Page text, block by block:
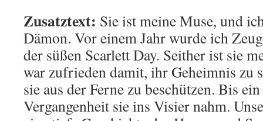
Zusatztext: Sie ist meine Muse, und
Dämon. Vor einem Jahr wurde ich
der süßen Scarlett Day. Seither ist sie
war zufrieden damit, ihr Geheimnis zu
sie aus der Ferne zu beschützen. Bis
Vergangenheit sie ins Visier nahm.